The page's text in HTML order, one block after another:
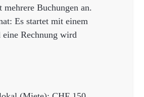
Buchungen an.
Es startet mit einem
eine Rechnung wird